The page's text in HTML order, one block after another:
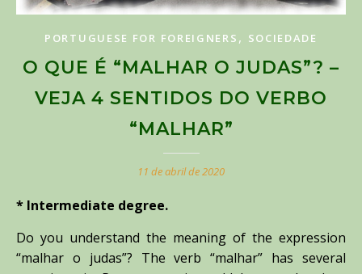
PORTUGUESE FOR FOREIGNERS , SOCIEDADE
O QUE É “MALHAR O JUDAS”? –
VEJA 4 SENTIDOS DO VERBO
“MALHAR”
11 de abril de 2020
* Intermediate degree.
Do you understand the meaning of the expression
“malhar o judas”? The verb “malhar” has several